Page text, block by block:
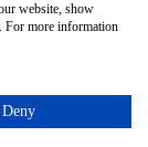
website, show
For more information
Deny